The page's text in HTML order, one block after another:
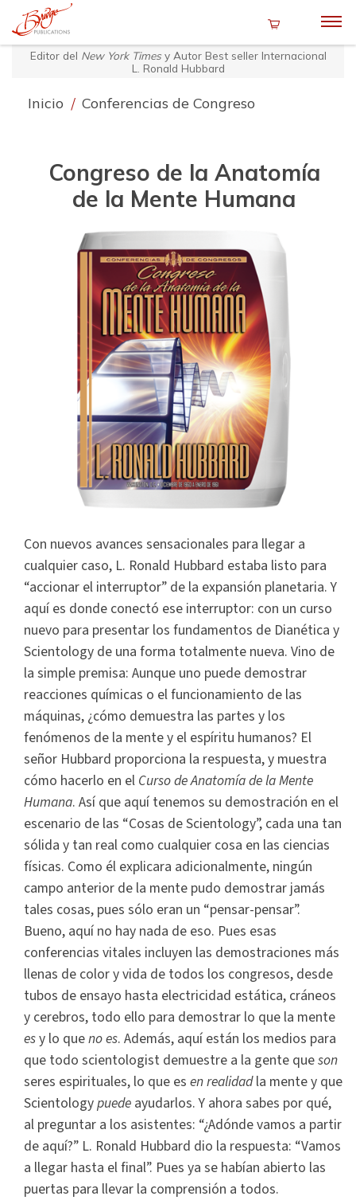
Editor del New York Timesy Autor Best seller Internacional
L. Ronald Hubbard
Inicio / Conferencias de Congreso
Congreso de la Anatomía
de la Mente Humana
Con nuevos avances sensacionales para llegar a
cualquier caso, L. Ronald Hubbard estaba listo para
“accionar el interruptor” de la expansión planetaria. Y
aquí es donde conectó ese interruptor: con un curso
nuevo para presentar los fundamentos de Dianética y
Scientology de una forma totalmente nueva. Vino de
la simple premisa: Aunque uno puede demostrar
reacciones químicas o el funcionamiento de las
máquinas, ¿cómo demuestra las partes y los
fenómenos de la mente y el espíritu humanos? El
señor Hubbard proporciona la respuesta, y muestra
cómo hacerlo en el Curso de Anatomía de la Mente
Humana. Así que aquí tenemos su demostración en el
escenario de las “Cosas de Scientology”, cada una tan
sólida y tan real como cualquier cosa en las ciencias
físicas. Como él explicara adicionalmente, ningún
campo anterior de la mente pudo demostrar jamás
tales cosas, pues sólo eran un “pensar-pensar”.
Bueno, aquí no hay nada de eso. Pues esas
conferencias vitales incluyen las demostraciones más
llenas de color y vida de todos los congresos, desde
tubos de ensayo hasta electricidad estática, cráneos
y cerebros, todo ello para demostrar lo que la mente
esy lo queno es. Además, aquí están los medios para
que todo scientologist demuestre a la gente queson
seres espirituales, lo que es en realidadla mente y que
Scientologypuede ayudarlos. Y ahora sabes por qué,
al preguntar a los asistentes: “¿Adónde vamos a partir
de aquí?” L. Ronald Hubbard dio la respuesta: “Vamos
a llegar hasta el final”. Pues ya se habían abierto las
puertas para llevar la comprensión a todos.